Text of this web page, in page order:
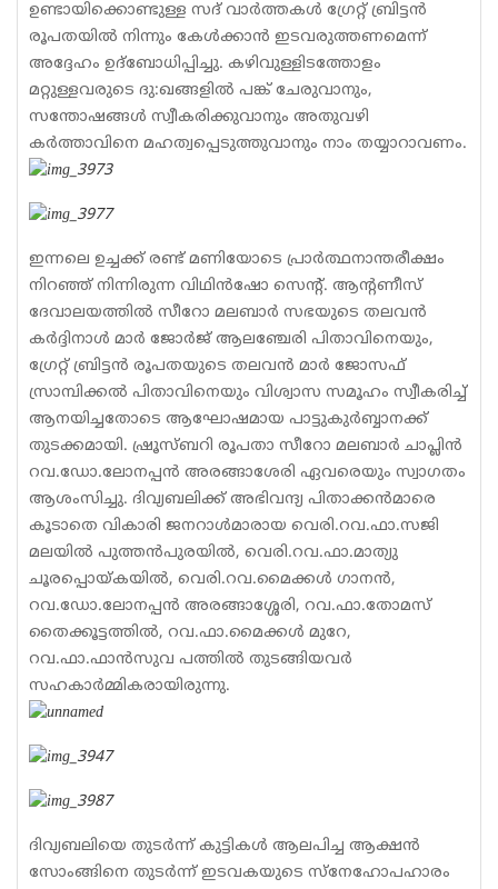
ഉണ്ടായിക്കൊണ്ടുള്ള സദ് വാര്‍ത്തകള്‍ ഗ്രേറ്റ് ബ്രിട്ടന്‍
രൂപതയില്‍ നിന്നും കേള്‍ക്കാന്‍ ഇടവരുത്തണമെന്ന്
അദ്ദേഹം ഉദ്‌ബോധിപ്പിച്ചു. കഴിവുള്ളിടത്തോളം
മറ്റുള്ളവരുടെ ദു:ഖങ്ങളില്‍ പങ്ക് ചേരുവാനും,
സന്തോഷങ്ങള്‍ സ്വീകരിക്കുവാനും അതുവഴി
കര്‍ത്താവിനെ മഹത്വപ്പെടുത്തുവാനും നാം തയ്യാറാവണം.
ഇന്നലെ ഉച്ചക്ക് രണ്ട് മണിയോടെ പ്രാര്‍ത്ഥനാന്തരീക്ഷം
നിറഞ്ഞ് നിന്നിരുന്ന വിഥിന്‍ഷോ സെന്റ്. ആന്റണീസ്
ദേവാലയത്തില്‍ സീറോ മലബാര്‍ സഭയുടെ തലവന്‍
കര്‍ദ്ദിനാള്‍ മാര്‍ ജോര്‍ജ് ആലഞ്ചേരി പിതാവിനെയും,
ഗ്രേറ്റ് ബ്രിട്ടന്‍ രൂപതയുടെ തലവന്‍ മാര്‍ ജോസഫ്
സ്രാമ്പിക്കല്‍ പിതാവിനെയും വിശ്വാസ സമൂഹം സ്വീകരിച്ച്
ആനയിച്ചതോടെ ആഘോഷമായ പാട്ടുകുര്‍ബ്ബാനക്ക്
തുടക്കമായി. ഷ്രൂസ്ബറി രൂപതാ സീറോ മലബാര്‍ ചാപ്ലിന്‍
റവ.ഡോ.ലോനപ്പന്‍ അരങ്ങാശേരി ഏവരെയും സ്വാഗതം
ആശംസിച്ചു. ദിവ്യബലിക്ക് അഭിവന്ദ്യ പിതാക്കന്‍മാരെ
കൂടാതെ വികാരി ജനറാള്‍മാരായ വെരി.റവ.ഫാ.സജി
മലയില്‍ പുത്തന്‍പുരയില്‍, വെരി.റവ.ഫാ.മാത്യു
ചൂരപ്പൊയ്കയില്‍, വെരി.റവ.മൈക്കള്‍ ഗാനന്‍,
റവ.ഡോ.ലോനപ്പന്‍ അരങ്ങാശ്ശേരി, റവ.ഫാ.തോമസ്
തൈക്കൂട്ടത്തില്‍, റവ.ഫാ.മൈക്കള്‍ മുറേ,
റവ.ഫാ.ഫാൻസുവ പത്തില്‍ തുടങ്ങിയവര്‍
സഹകാര്‍മ്മികരായിരുന്നു.
ദിവ്യബലിയെ തുടര്‍ന്ന് കുട്ടികള്‍ ആലപിച്ച ആക്ഷന്‍
സോംങ്ങിനെ തുടര്‍ന്ന് ഇടവകയുടെ സ്‌നേഹോപഹാരം